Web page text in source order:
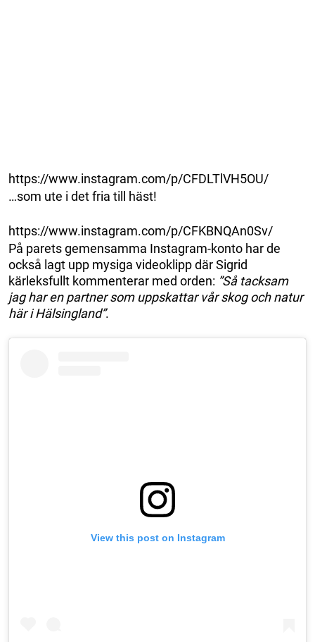
https://www.instagram.com/p/CFDLTlVH5OU/
…som ute i det fria till häst!
https://www.instagram.com/p/CFKBNQAn0Sv/
På parets gemensamma Instagram-konto har de
också lagt upp mysiga videoklipp där Sigrid
kärleksfullt kommenterar med orden: ”Så tacksam
jag har en partner som uppskattar vår skog och natur
här i Hälsingland”.
View this post on Instagram